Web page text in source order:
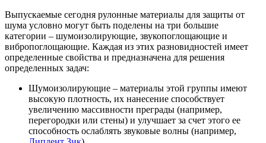
Выпускаемые сегодня рулонные материалы для защиты от
шума условно могут быть поделены на три большие
категории – шумоизолирующие, звукопоглощающие и
вибропоглощающие. Каждая из этих разновидностей имеет
определенные свойства и предназначена для решения
определенных задач:
Шумоизолирующие – материалы этой группы имеют
высокую плотность, их нанесение способствует
увеличению массивности преграды (например,
перегородки или стены) и улучшает за счет этого ее
способность ослаблять звуковые волны (например,